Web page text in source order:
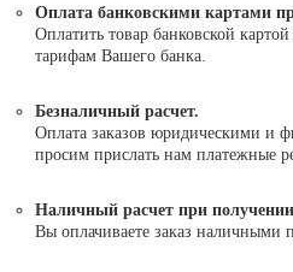
Оплата банковскими картами
Оплатить товар банковской
тарифам Вашего банка.
Безналичный расчет.
Оплата заказов юридическими и
просим прислать нам платежные
Наличный расчет при
Вы оплачиваете заказ наличными